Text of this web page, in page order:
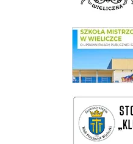
link do SMS Wieliczka
wieliczka-